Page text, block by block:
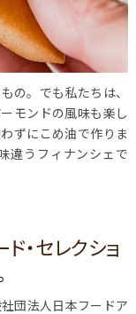
の。でも私たちは、
モンドの風味も楽し
ずにこめ油で作りま
違うフィナンシェで
・セレクショ
団法人日本フードア